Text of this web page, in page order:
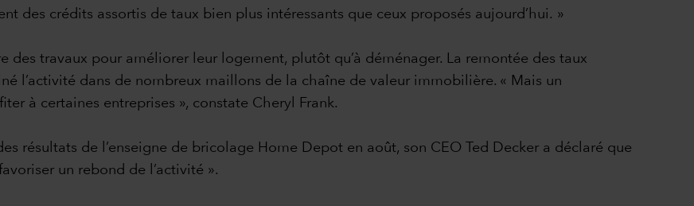
des crédits assortis de taux bien plus intéressants que ceux proposés aujourd’hui. »
travaux pour améliorer leur logement, plutôt qu’à déménager. La remontée des taux
l’activité dans de nombreux maillons de la chaîne de valeur immobilière. « Mais un
à certaines entreprises », constate Cheryl Frank.
résultats de l’enseigne de bricolage Home Depot en août, son CEO Ted Decker a déclaré que
un rebond de l’activité ».